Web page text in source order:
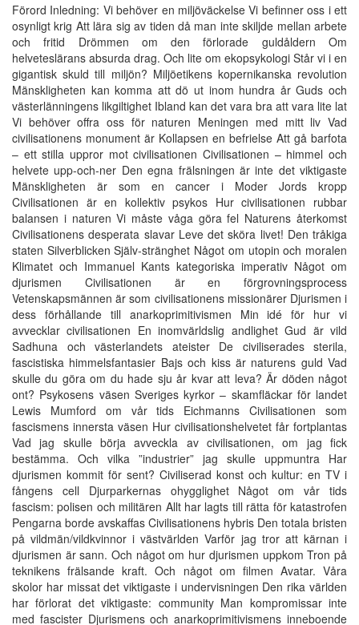
Förord Inledning: Vi behöver en miljöväckelse Vi befinner oss i ett
osynligt krig Att lära sig av tiden då man inte skiljde mellan arbete
och fritid Drömmen om den förlorade guldåldern Om
helveteslärans absurda drag. Och lite om ekopsykologi Står vi i en
gigantisk skuld till miljön? Miljöetikens kopernikanska revolution
Mänskligheten kan komma att dö ut inom hundra år Guds och
västerlänningens likgiltighet Ibland kan det vara bra att vara lite lat
Vi behöver offra oss för naturen Meningen med mitt liv Vad
civilisationens monument är Kollapsen en befrielse Att gå barfota
– ett stilla uppror mot civilisationen Civilisationen – himmel och
helvete upp-och-ner Den egna frälsningen är inte det viktigaste
Mänskligheten är som en cancer i Moder Jords kropp
Civilisationen är en kollektiv psykos Hur civilisationen rubbar
balansen i naturen Vi måste våga göra fel Naturens återkomst
Civilisationens desperata slavar Leve det sköra livet! Den tråkiga
staten Silverblicken Själv-stränghet Något om utopin och moralen
Klimatet och Immanuel Kants kategoriska imperativ Något om
djurismen Civilisationen är en förgrovningsprocess
Vetenskapsmännen är som civilisationens missionärer Djurismen i
dess förhållande till anarkoprimitivismen Min idé för hur vi
avvecklar civilisationen En inomvärldslig andlighet Gud är vild
Sadhuna och västerlandets ateister De civiliserades sterila,
fascistiska himmelsfantasier Bajs och kiss är naturens guld Vad
skulle du göra om du hade sju år kvar att leva? Är döden något
ont? Psykosens väsen Sveriges kyrkor – skamfläckar för landet
Lewis Mumford om vår tids Eichmanns Civilisationen som
fascismens innersta väsen Hur civilisationshelvetet får fortplantas
Vad jag skulle börja avveckla av civilisationen, om jag fick
bestämma. Och vilka ”industrier” jag skulle uppmuntra Har
djurismen kommit för sent? Civiliserad konst och kultur: en TV i
fångens cell Djurparkernas ohygglighet Något om vår tids
fascism: polisen och militären Allt har lagts till rätta för katastrofen
Pengarna borde avskaffas Civilisationens hybris Den totala bristen
på vildmän/vildkvinnor i västvärlden Varför jag tror att kärnan i
djurismen är sann. Och något om hur djurismen uppkom Tron på
teknikens frälsande kraft. Och något om filmen Avatar. Våra
skolor har missat det viktigaste i undervisningen Den rika världen
har förlorat det viktigaste: community Man kompromissar inte
med fascister Djurismens och anarkoprimitivismens inneboende